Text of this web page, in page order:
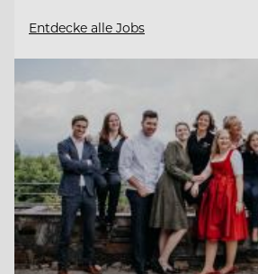
Entdecke alle Jobs